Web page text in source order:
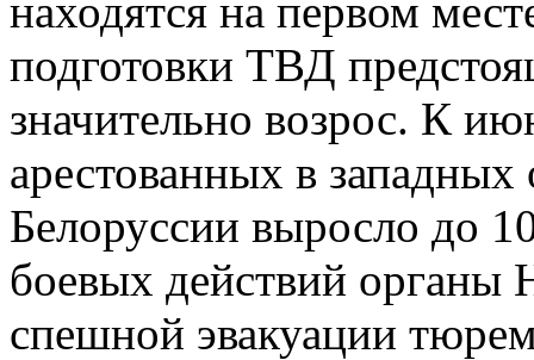
находятся на первом
подготовки ТВД
значительно возрос. К
арестованных в
Белоруссии выросло до
боевых действий
спешной эвакуации